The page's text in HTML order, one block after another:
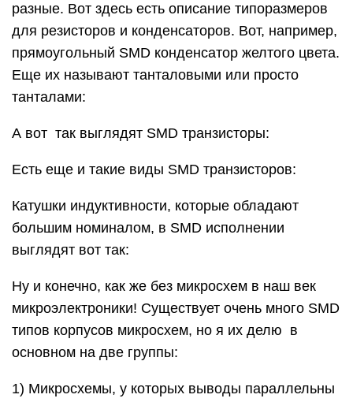
разные. Вот здесь есть описание типоразмеров
для резисторов и конденсаторов. Вот, например,
прямоугольный SMD конденсатор желтого цвета.
Еще их называют танталовыми или просто
танталами:
А вот так выглядят SMD транзисторы:
Есть еще и такие виды SMD транзисторов:
Катушки индуктивности, которые обладают
большим номиналом, в SMD исполнении
выглядят вот так:
Ну и конечно, как же без микросхем в наш век
микроэлектроники! Существует очень много SMD
типов корпусов микросхем, но я их делю в
основном на две группы:
1) Микросхемы, у которых выводы параллельны